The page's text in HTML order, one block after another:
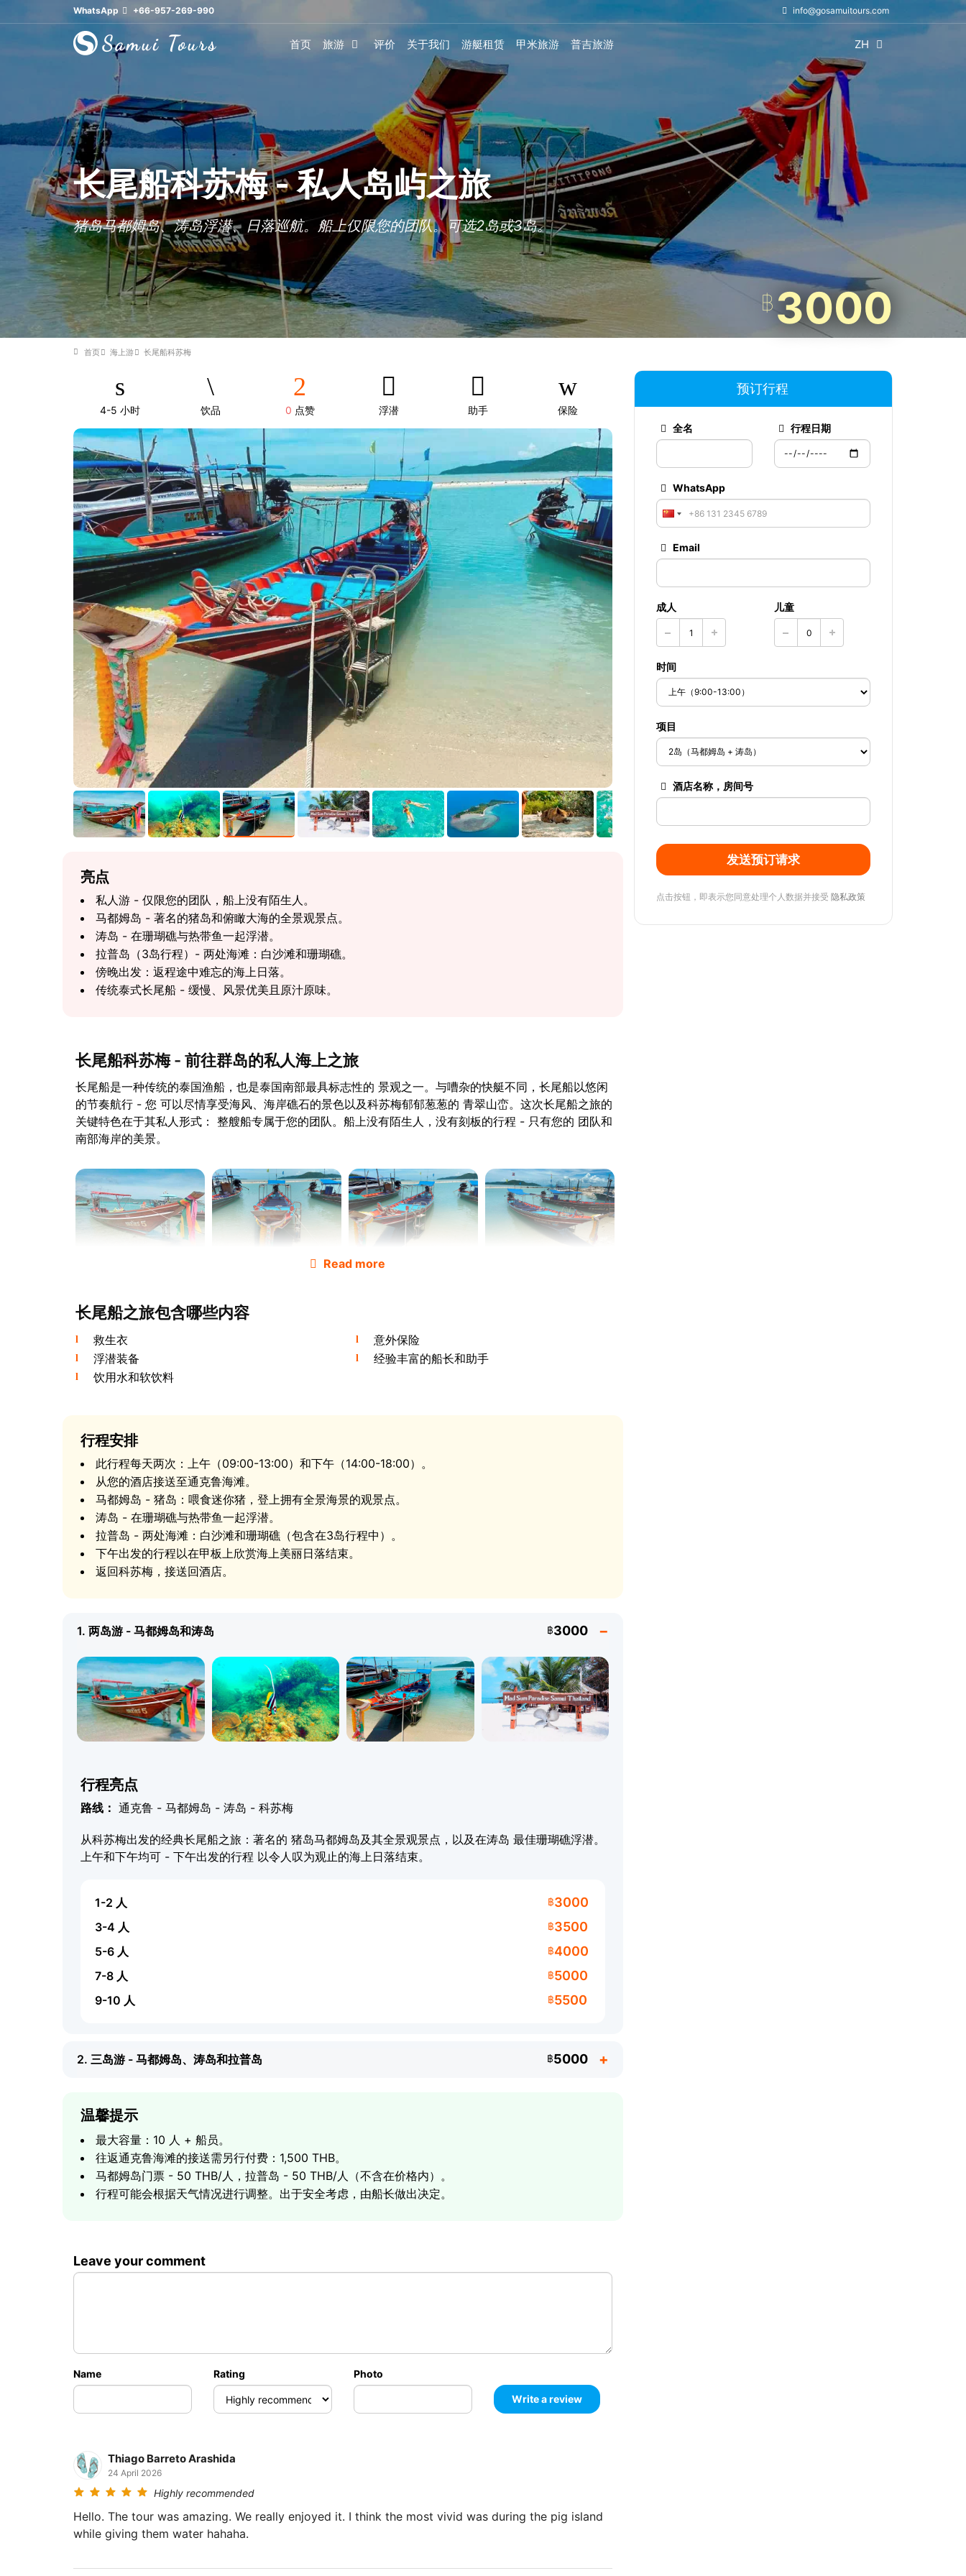
WhatsApp +66-957-269-990 info@gosamuitours.com
首页 旅游 评价 关于我们 游艇租赁 甲米旅游 普吉旅游 ZH
长尾船科苏梅 - 私人岛屿之旅
猪岛马都姆岛、涛岛浮潜、日落巡航。船上仅限您的团队。可选2岛或3岛。
฿3000
首页 海上游 长尾船科苏梅
4-5 小时 饮品 0 点赞 浮潜 助手 保险
亮点
私人游 - 仅限您的团队，船上没有陌生人。
马都姆岛 - 著名的猪岛和俯瞰大海的全景观景点。
涛岛 - 在珊瑚礁与热带鱼一起浮潜。
拉普岛（3岛行程）- 两处海滩：白沙滩和珊瑚礁。
傍晚出发：返程途中难忘的海上日落。
传统泰式长尾船 - 缓慢、风景优美且原汁原味。
长尾船科苏梅 - 前往群岛的私人海上之旅
长尾船是一种传统的泰国渔船，也是泰国南部最具标志性的 景观之一。与嘈杂的快艇不同，长尾船以悠闲
的节奏航行 - 您 可以尽情享受海风、海岸礁石的景色以及科苏梅郁郁葱葱的 青翠山峦。这次长尾船之旅的
关键特色在于其私人形式： 整艘船专属于您的团队。船上没有陌生人，没有刻板的行程 - 只有您的 团队和
南部海岸的美景。
长尾船之旅从宁静的南部海滩通克鲁出发。 船上有一位经验丰富的船长和助手，他们熟悉每一片礁石和每
一个海湾。第一 站是著名的猪岛 - 马都姆岛：用手喂食友善的迷你猪， 登上俯瞰开阔大海的全景观景点，
在平静的海湾中游泳。在 3岛行程中，路线还会加入僻静的拉普岛 - 拥有两处截然不同的 海滩：耀眼的白
沙滩和适合浮潜的珊瑚礁。
色的海面，科苏梅最美的日落之一沉入地平线。这一刻 难以用言语描述 - 必须站在甲板上亲眼目睹。
Read more
长尾船之旅包含哪些内容
救生衣
浮潜装备
饮用水和软饮料
意外保险
经验丰富的船长和助手
行程安排
此行程每天两次：上午（09:00-13:00）和下午（14:00-18:00）。
从您的酒店接送至通克鲁海滩。
马都姆岛 - 猪岛：喂食迷你猪，登上拥有全景海景的观景点。
涛岛 - 在珊瑚礁与热带鱼一起浮潜。
拉普岛 - 两处海滩：白沙滩和珊瑚礁（包含在3岛行程中）。
下午出发的行程以在甲板上欣赏海上美丽日落结束。
返回科苏梅，接送回酒店。
1. 两岛游 - 马都姆岛和涛岛 ฿3000
行程亮点
路线： 通克鲁 - 马都姆岛 - 涛岛 - 科苏梅
从科苏梅出发的经典长尾船之旅：著名的 猪岛马都姆岛及其全景观景点，以及在涛岛 最佳珊瑚礁浮潜。
上午和下午均可 - 下午出发的行程 以令人叹为观止的海上日落结束。
1-2 人 ฿3000
3-4 人 ฿3500
5-6 人 ฿4000
7-8 人 ฿5000
9-10 人 ฿5500
2. 三岛游 - 马都姆岛、涛岛和拉普岛 ฿5000
游览三座岛屿的延伸路线。除了猪岛马都姆岛 和涛岛的礁石外，行程还包括僻静的拉普岛 - 拥有两处海
3-4 人 ฿6000
5-6 人
฿8000
温馨提示
最大容量：10 人 + 船员。
往返通克鲁海滩的接送需另行付费：1,500 THB。
马都姆岛门票 - 50 THB/人，拉普岛 - 50 THB/人（不含在价格内）。
行程可能会根据天气情况进行调整。出于安全考虑，由船长做出决定。
Leave your comment
Name Rating Photo
Thiago Barreto Arashida
24 April 2026
Highly recommended
Hello. The tour was amazing. We really enjoyed it. I think the most vivid was during the pig island
while giving them water hahaha.
预订行程
全名 行程日期
WhatsApp
Email
成人 儿童
时间
项目
酒店名称，房间号
发送预订请求
点击按钮，即表示您同意处理个人数据并接受 隐私政策